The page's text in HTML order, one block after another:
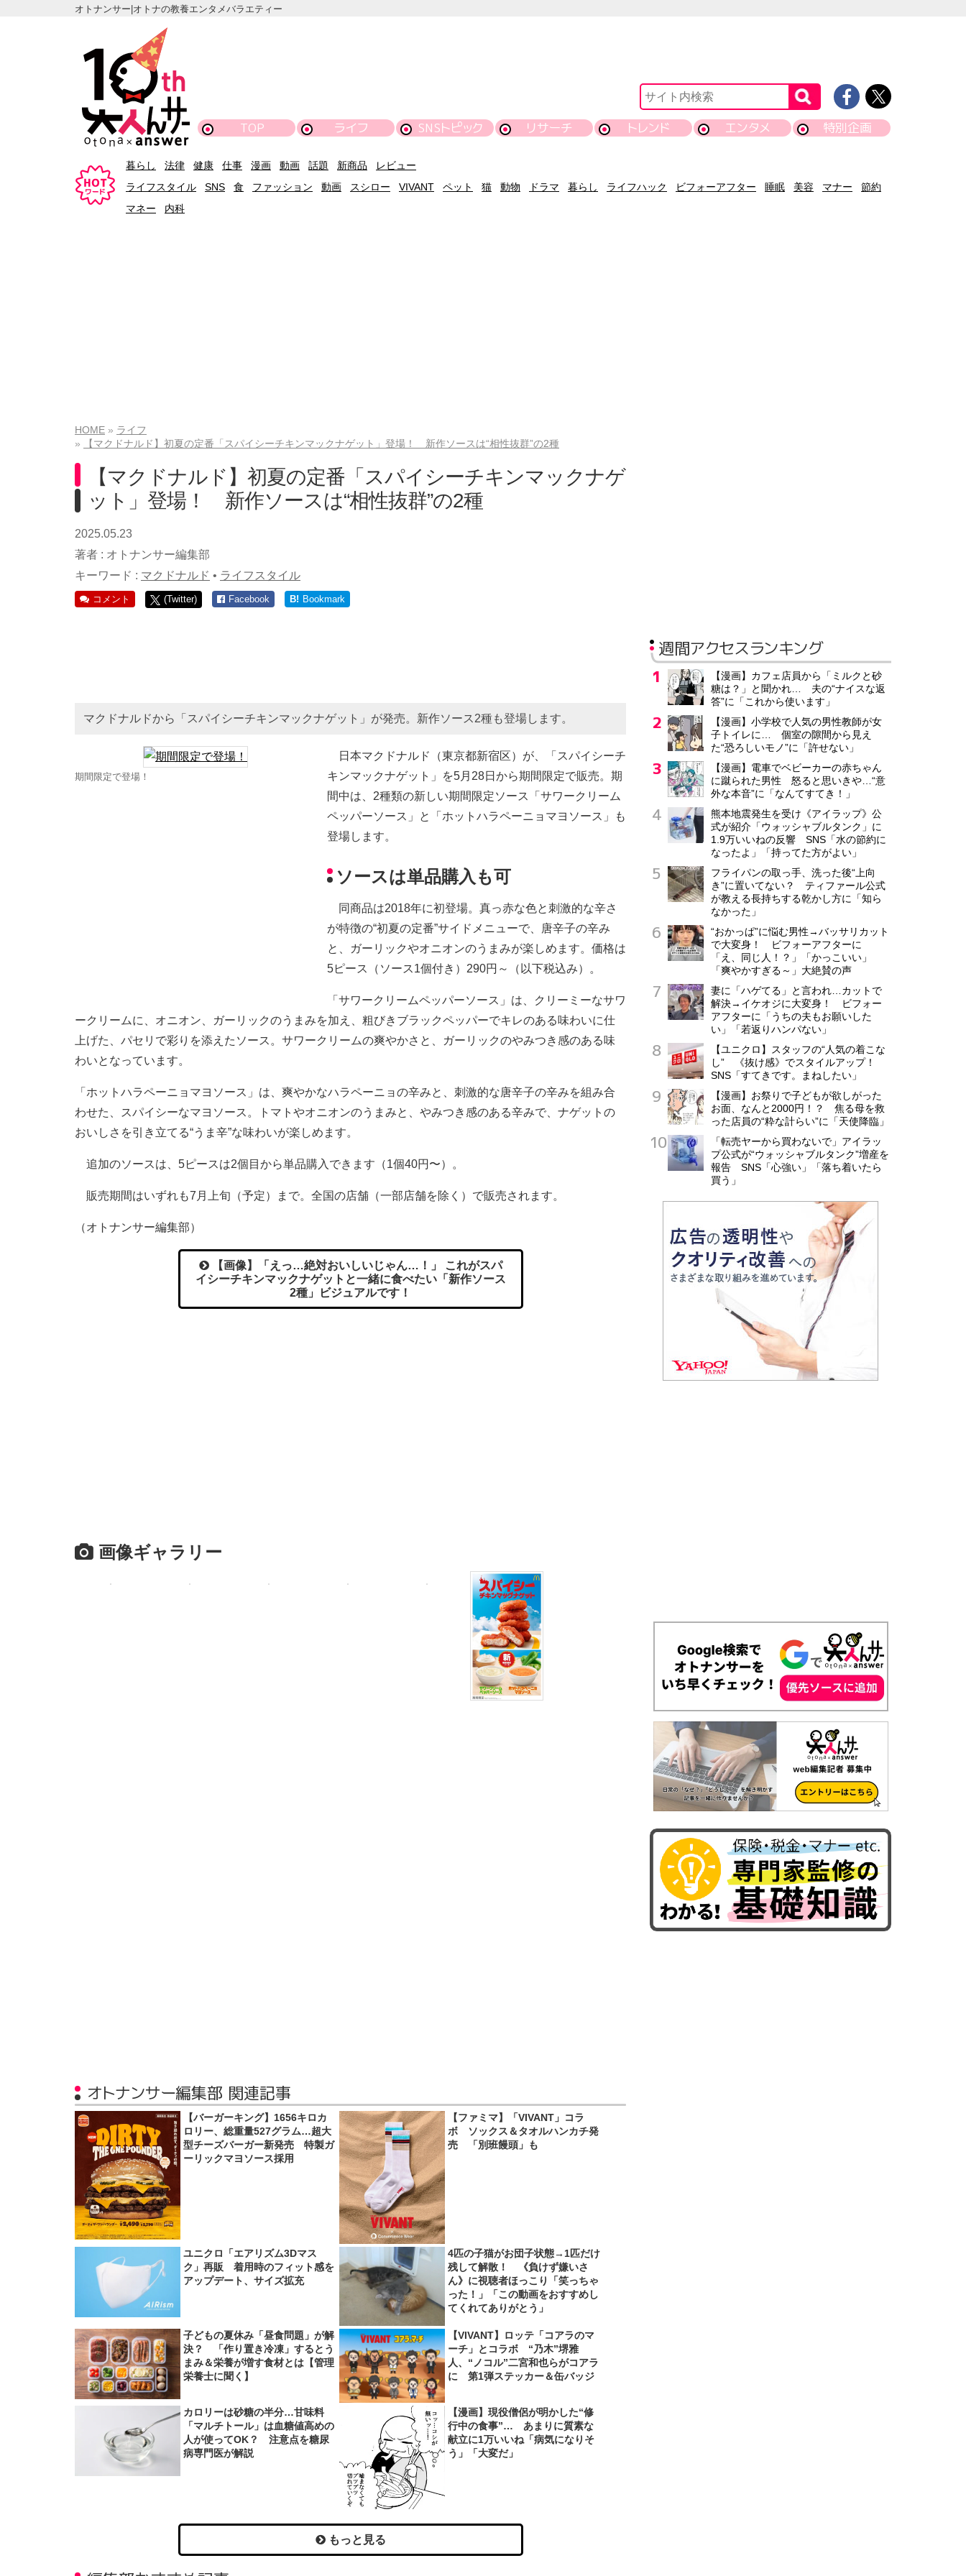
オトナンサー|オトナの教養エンタメバラエティー
TOP ライフ SNSトピック リサーチ トレンド エンタメ 特別企画
暮らし 法律 健康 仕事 漫画 動画 話題 新商品
レビュー
ライフスタイル
SNS 食 ファッション 動画 スシロー VIVANT ペット 猫 動物 ドラマ 暮らし ライフハック ビフォーアフター 睡眠 美容 マナー
節約
マネー
内科
HOME
ライフ
【マクドナルド】初夏の定番「スパイシーチキンマックナゲット」登場！ 新作ソースは“相性抜群”の2種
【マクドナルド】初夏の定番「スパイシーチキンマックナゲ
ット」登場！ 新作ソースは“相性抜群”の2種
2025.05.23
著者 : オトナンサー編集部
キーワード : マクドナルド • ライフスタイル
コメント (Twitter) Facebook B! Bookmark
マクドナルドから「スパイシーチキンマックナゲット」が発売。新作ソース2種も登場します。
期間限定で登場！
日本マクドナルド（東京都新宿区）が、「スパイシーチ
キンマックナゲット」を5月28日から期間限定で販売。期
間中は、2種類の新しい期間限定ソース「サワークリーム
ペッパーソース」と「ホットハラペーニョマヨソース」も
登場します。
ソースは単品購入も可
同商品は2018年に初登場。真っ赤な色と刺激的な辛さ
が特徴の“初夏の定番”サイドメニューで、唐辛子の辛み
と、ガーリックやオニオンのうまみが楽しめます。価格は
5ピース（ソース1個付き）290円～（以下税込み）。
「サワークリームペッパーソース」は、クリーミーなサワ
ークリームに、オニオン、ガーリックのうまみを加え、粗びきブラックペッパーでキレのある味わいに仕
上げた、パセリで彩りを添えたソース。サワークリームの爽やかさと、ガーリックのやみつき感のある味
わいとなっています。
「ホットハラペーニョマヨソース」は、爽やかなハラペーニョの辛みと、刺激的な唐辛子の辛みを組み合
わせた、スパイシーなマヨソース。トマトやオニオンのうまみと、やみつき感のある辛みで、ナゲットの
おいしさを引き立てる“うま辛”な味わいが楽しめます。
追加のソースは、5ピースは2個目から単品購入できます（1個40円〜）。
販売期間はいずれも7月上旬（予定）まで。全国の店舗（一部店舗を除く）で販売されます。
（オトナンサー編集部）
【画像】「えっ…絶対おいしいじゃん…！」 これがスパ
イシーチキンマックナゲットと一緒に食べたい「新作ソース
2種」ビジュアルです！
画像ギャラリー
オトナンサー編集部 関連記事
【バーガーキング】1656キロカ
ロリー、総重量527グラム…超大
型チーズバーガー新発売 特製ガ
ーリックマヨソース採用
【ファミマ】「VIVANT」コラ
ボ ソックス＆タオルハンカチ発
売 「別班饅頭」も
ユニクロ「エアリズム3Dマス
ク」再販 着用時のフィット感を
アップデート、サイズ拡充
4匹の子猫がお団子状態→1匹だけ
残して解散！ 《負けず嫌いさ
ん》に視聴者ほっこり「笑っちゃ
った！」「この動画をおすすめし
てくれてありがとう」
子どもの夏休み「昼食問題」が解
決？ 「作り置き冷凍」するとう
まみ＆栄養が増す食材とは【管理
栄養士に聞く】
【VIVANT】ロッテ「コアラのマ
ーチ」とコラボ “乃木”堺雅
人、“ノコル”二宮和也らがコアラ
に 第1弾ステッカー＆缶バッジ
カロリーは砂糖の半分…甘味料
「マルチトール」は血糖値高めの
人が使ってOK？ 注意点を糖尿
病専門医が解説
【漫画】現役僧侶が明かした“修
行中の食事”… あまりに質素な
献立に1万いいね「病気になりそ
う」「大変だ」
もっと見る
週間アクセスランキング
【漫画】カフェ店員から「ミルクと砂
糖は？」と聞かれ… 夫の“ナイスな返
答”に「これから使います」
【漫画】小学校で人気の男性教師が女
子トイレに… 個室の隙間から見え
た“恐ろしいモノ”に「許せない」
【漫画】電車でベビーカーの赤ちゃん
に蹴られた男性 怒ると思いきや…“意
外な本音”に「なんてすてき！」
熊本地震発生を受け《アイラップ》公
式が紹介「ウォッシャブルタンク」に
1.9万いいねの反響 SNS「水の節約に
なったよ」「持ってた方がよい」
フライパンの取っ手、洗った後“上向
き”に置いてない？ ティファール公式
が教える長持ちする乾かし方に「知ら
なかった」
“おかっぱ”に悩む男性→バッサリカット
で大変身！ ビフォーアフターに
「え、同じ人！？」「かっこいい」
「爽やかすぎる～」大絶賛の声
妻に「ハゲてる」と言われ…カットで
解決→イケオジに大変身！ ビフォー
アフターに「うちの夫もお願いした
い」「若返りハンパない」
【ユニクロ】スタッフの“人気の着こな
し” 《抜け感》でスタイルアップ！
SNS「すてきです。まねしたい」
【漫画】お祭りで子どもが欲しがった
お面、なんと2000円！？ 焦る母を救
った店員の“粋な計らい”に「天使降臨」
「転売ヤーから買わないで」アイラッ
プ公式が“ウォッシャブルタンク”増産を
報告 SNS「心強い」「落ち着いたら
買う」